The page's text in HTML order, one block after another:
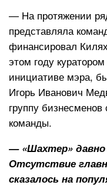
— На протяжении
представляла
финансировал
этом году
инициативе мэра,
Игорь Иванович
группу
команды.
— «Шахтер» давно
Отсутствие
сказалось на